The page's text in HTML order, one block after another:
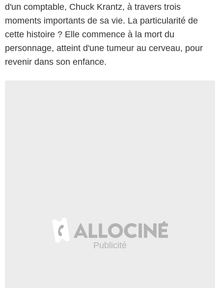
d'un comptable, Chuck Krantz, à travers trois
moments importants de sa vie. La particularité de
cette histoire ? Elle commence à la mort du
personnage, atteint d'une tumeur au cerveau, pour
revenir dans son enfance.